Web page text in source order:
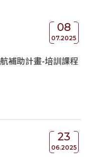
08
07.2025
補助計畫-培訓課程
23
06.2025